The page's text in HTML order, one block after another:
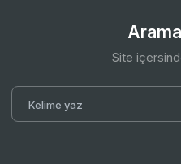
Site